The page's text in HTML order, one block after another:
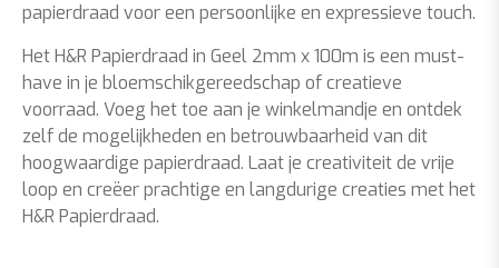
papierdraad voor een persoonlijke en expressieve touch.
Het H&R Papierdraad in Geel 2mm x 100m is een must-
have in je bloemschikgereedschap of creatieve
voorraad. Voeg het toe aan je winkelmandje en ontdek
zelf de mogelijkheden en betrouwbaarheid van dit
hoogwaardige papierdraad. Laat je creativiteit de vrije
loop en creëer prachtige en langdurige creaties met het
H&R Papierdraad.